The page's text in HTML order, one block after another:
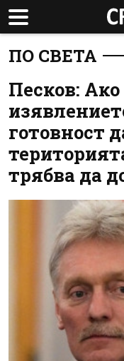
ПО СВЕТА
Песков:
готовност
трябва да